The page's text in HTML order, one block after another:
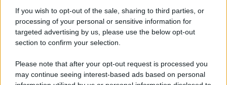
If you wish to opt-out of the sale, sharing to third parties, or
processing of your personal or sensitive information for
targeted advertising by us, please use the below opt-out
section to confirm your selection.
Please note that after your opt-out request is processed you
may continue seeing interest-based ads based on personal